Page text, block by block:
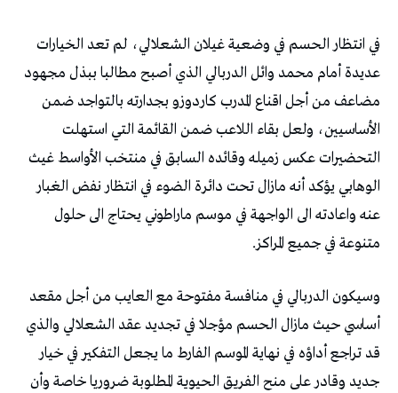
في انتظار الحسم في وضعية غيلان الشعلالي، لم تعد الخيارات
عديدة أمام محمد وائل الدربالي الذي أصبح مطالبا ببذل مجهود
مضاعف من أجل اقناع المدرب كاردوزو بجدارته بالتواجد ضمن
الأساسيين، ولعل بقاء اللاعب ضمن القائمة التي استهلت
التحضيرات عكس زميله وقائده السابق في منتخب الأواسط غيث
الوهابي يؤكد أنه مازال تحت دائرة الضوء في انتظار نفض الغبار
عنه واعادته الى الواجهة في موسم ماراطوني يحتاج الى حلول
متنوعة في جميع المراكز.
وسيكون الدربالي في منافسة مفتوحة مع العايب من أجل مقعد
أساسي حيث مازال الحسم مؤجلا في تجديد عقد الشعلالي والذي
قد تراجع أداؤه في نهاية الموسم الفارط ما يجعل التفكير في خيار
جديد وقادر على منح الفريق الحيوية المطلوبة ضروريا خاصة وأن